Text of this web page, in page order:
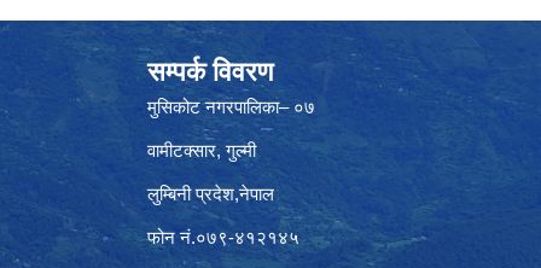
सम्पर्क विवरण
मुसिकोट नगरपालिका– ०७
वामीटक्सार, गुल्मी
लुम्बिनी प्रदेश,नेपाल
फोन नं.०७९-४१२१४५